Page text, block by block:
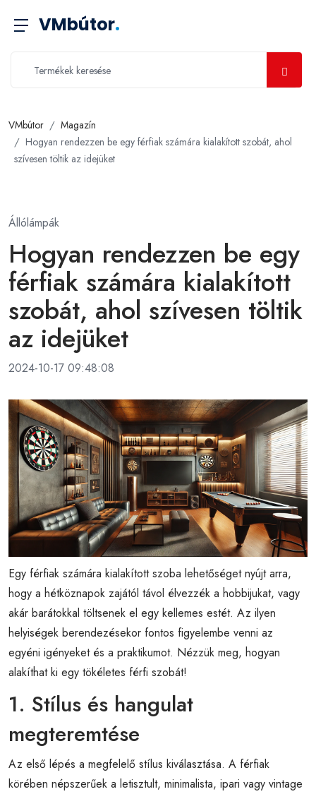
VMbútor.
VMbútor
Magazín
Hogyan rendezzen be egy férfiak számára kialakított szobát, ahol
szívesen töltik az idejüket
Állólámpák
Hogyan rendezzen be egy
férfiak számára kialakított
szobát, ahol szívesen töltik
az idejüket
2024-10-17 09:48:08
Egy férfiak számára kialakított szoba lehetőséget nyújt arra,
hogy a hétköznapok zajától távol élvezzék a hobbijukat, vagy
akár barátokkal töltsenek el egy kellemes estét. Az ilyen
helyiségek berendezésekor fontos figyelembe venni az
egyéni igényeket és a praktikumot. Nézzük meg, hogyan
alakíthat ki egy tökéletes férfi szobát!
1. Stílus és hangulat
megteremtése
Az első lépés a megfelelő stílus kiválasztása. A férfiak
körében népszerűek a letisztult, minimalista, ipari vagy vintage